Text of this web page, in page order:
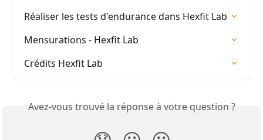
Réaliser les tests d'endurance dans Hexfit Lab
Mensurations - Hexfit Lab
Crédits Hexfit Lab
Avez-vous trouvé la réponse à votre question ?